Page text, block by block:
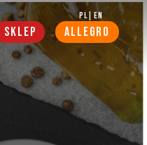
PL EN
SKLEP ALLEGRO